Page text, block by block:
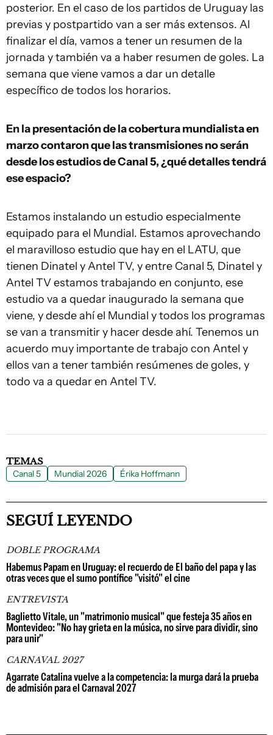
posterior. En el caso de los partidos de Uruguay las
previas y postpartido van a ser más extensos. Al
finalizar el día, vamos a tener un resumen de la
jornada y también va a haber resumen de goles. La
semana que viene vamos a dar un detalle
específico de todos los horarios.
En la presentación de la cobertura mundialista en
marzo contaron que las transmisiones no serán
desde los estudios de Canal 5, ¿qué detalles tendrá
ese espacio?
Estamos instalando un estudio especialmente
equipado para el Mundial. Estamos aprovechando
el maravilloso estudio que hay en el LATU, que
tienen Dinatel y Antel TV, y entre Canal 5, Dinatel y
Antel TV estamos trabajando en conjunto, ese
estudio va a quedar inaugurado la semana que
viene, y desde ahí el Mundial y todos los programas
se van a transmitir y hacer desde ahí. Tenemos un
acuerdo muy importante de trabajo con Antel y
ellos van a tener también resúmenes de goles, y
todo va a quedar en Antel TV.
TEMAS
Canal 5 Mundial 2026 Érika Hoffmann
SEGUÍ LEYENDO
DOBLE PROGRAMA
Habemus Papam en Uruguay: el recuerdo de El baño del papa y las
otras veces que el sumo pontífice "visitó" el cine
ENTREVISTA
Baglietto Vitale, un "matrimonio musical" que festeja 35 años en
Montevideo: "No hay grieta en la música, no sirve para dividir, sino
para unir"
CARNAVAL 2027
Agarrate Catalina vuelve a la competencia: la murga dará la prueba
de admisión para el Carnaval 2027